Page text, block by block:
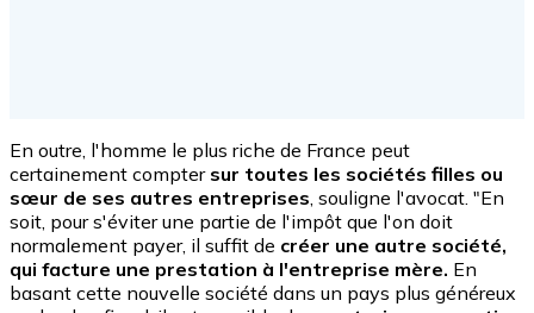
En outre, l'homme le plus riche de France peut
certainement compter sur toutes les sociétés filles ou
sœur de ses autres entreprises, souligne l'avocat. "En
soit, pour s'éviter une partie de l'impôt que l'on doit
normalement payer, il suffit de créer une autre société,
qui facture une prestation à l'entreprise mère. En
basant cette nouvelle société dans un pays plus généreux